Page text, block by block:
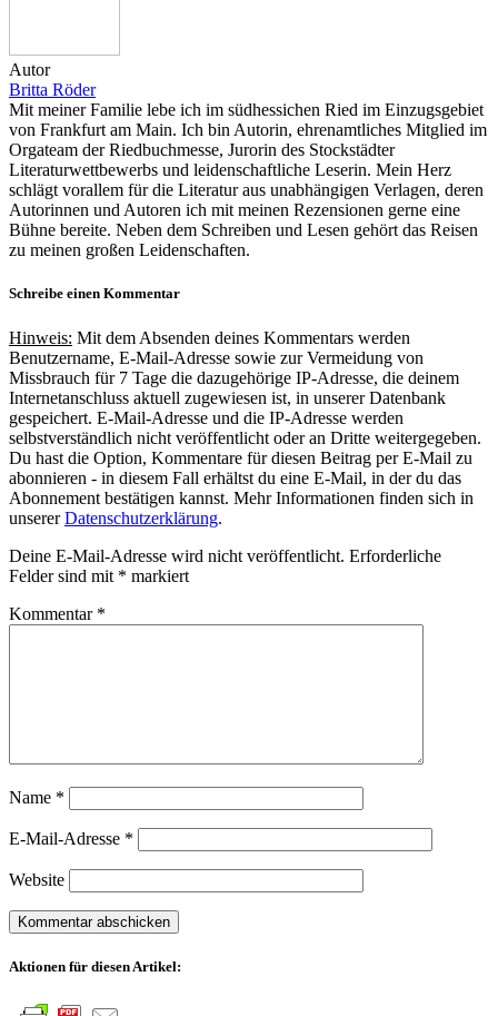
Autor
Britta Röder
Mit meiner Familie lebe ich im südhessichen Ried im Einzugsgebiet
von Frankfurt am Main. Ich bin Autorin, ehrenamtliches Mitglied im
Orgateam der Riedbuchmesse, Jurorin des Stockstädter
Literaturwettbewerbs und leidenschaftliche Leserin. Mein Herz
schlägt vorallem für die Literatur aus unabhängigen Verlagen, deren
Autorinnen und Autoren ich mit meinen Rezensionen gerne eine
Bühne bereite. Neben dem Schreiben und Lesen gehört das Reisen
zu meinen großen Leidenschaften.
Schreibe einen Kommentar
Hinweis: Mit dem Absenden deines Kommentars werden
Benutzername, E-Mail-Adresse sowie zur Vermeidung von
Missbrauch für 7 Tage die dazugehörige IP-Adresse, die deinem
Internetanschluss aktuell zugewiesen ist, in unserer Datenbank
gespeichert. E-Mail-Adresse und die IP-Adresse werden
selbstverständlich nicht veröffentlicht oder an Dritte weitergegeben.
Du hast die Option, Kommentare für diesen Beitrag per E-Mail zu
abonnieren - in diesem Fall erhältst du eine E-Mail, in der du das
Abonnement bestätigen kannst. Mehr Informationen finden sich in
unsererDatenschutzerklärung.
Deine E-Mail-Adresse wird nicht veröffentlicht. Erforderliche
Felder sind mit * markiert
Kommentar *
Name *
E-Mail-Adresse *
Website
Aktionen für diesen Artikel: